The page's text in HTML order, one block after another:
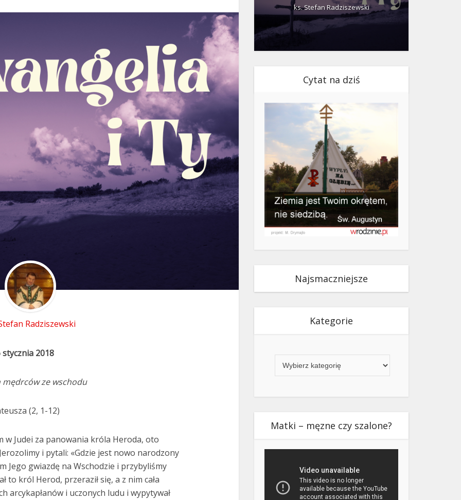
Radziszewski
2018
mędrców ze wschodu
(2, 1-12)
w Judei za panowania króla Heroda, oto
i pytali: «Gdzie jest nowo narodzony
Jego gwiazdę na Wschodzie i przybyliśmy
to król Herod, przeraził się, a z nim cała
arcykapłanów i uczonych ludu i wypytywał
ks. Stefan Radziszewski
Cytat na dziś
Najsmaczniejsze
Kategorie
Matki – męzne czy szalone?